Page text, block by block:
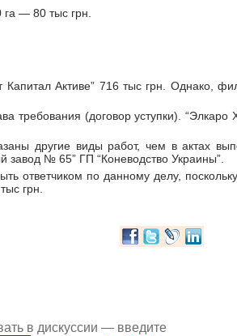
— 80 тыс грн.
Активе” 716 тыс грн. Однако,
требования (договор уступки). “Элкаро
другие виды работ, чем в актах
завод № 65” ГП “Коневодство Украины”.
ответчиком по данному делу,
грн.
в дискуссии — введите